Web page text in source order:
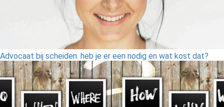
Advocaat bij scheiden: heb je er een nodig en wat kost dat?